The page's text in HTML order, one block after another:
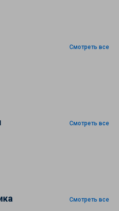
Смотреть все
Смотреть все
Смотреть все